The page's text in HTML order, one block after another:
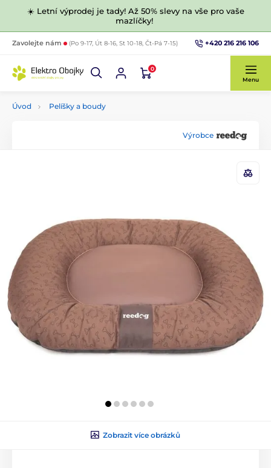
☀️ Letní výprodej je tady! Až 50% slevy na vše pro vaše
mazlíčky!
Zavolejte nám (Po 9-17, Út 8-16, St 10-18, Čt-Pá 7-15) +420 216 216 106
0
Menu
Úvod Pelíšky a boudy
Výrobce
Zobrazit více obrázků